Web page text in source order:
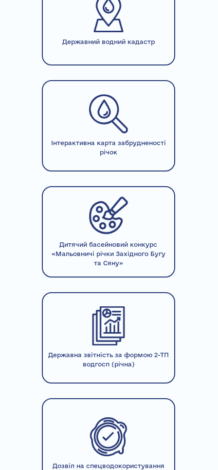
Державний водний кадастр
Інтерактивна карта забрудненості
річок
Дитячий басейновий конкурс
«Мальовничі річки Західного Бугу
та Сяну»
Державна звітність за формою 2-ТП
водгосп (річна)
Дозвіл на спецводокористування